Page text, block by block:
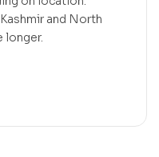
and North
longer.